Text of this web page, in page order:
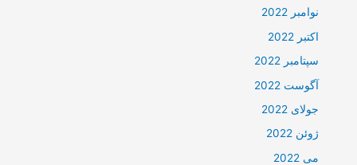
نوامبر 2022
اکتبر 2022
سپتامبر 2022
آگوست 2022
جولای 2022
ژوئن 2022
می 2022